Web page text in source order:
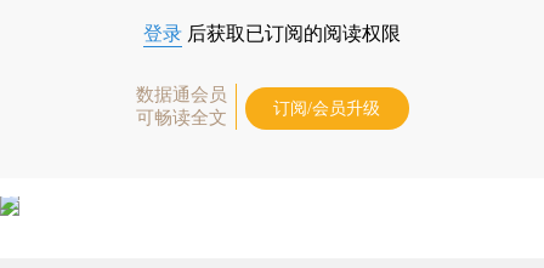
登录 后获取已订阅的阅读权限
数据通会员
可畅读全文
订阅/会员升级